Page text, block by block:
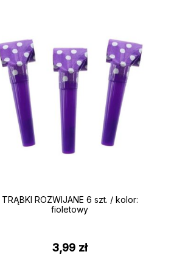
TRĄBKI ROZWIJANE 6 szt. / kolor:
fioletowy
3,99 zł